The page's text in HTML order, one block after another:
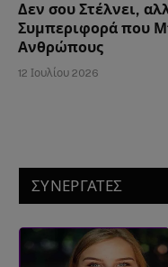
Δεν σου Στέλνει,
Συμπεριφορά που
Ανθρώπους
12 Ιουλίου 2026
ΣΥΝΕΡΓΑΤΕΣ